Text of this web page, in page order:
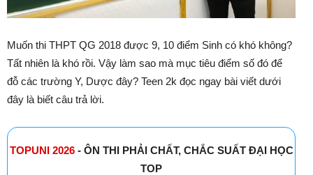
Muốn thi THPT QG 2018 được 9, 10 điểm Sinh có khó không?
Tất nhiên là khó rồi. Vậy làm sao mà mục tiêu điểm số đó để
đỗ các trường Y, Dược đây? Teen 2k đọc ngay bài viết dưới
đây là biết câu trả lời.
TOPUNI 2026- ÔN THI PHẢI CHẤT, CHẮC SUẤT ĐẠI HỌC
TOP